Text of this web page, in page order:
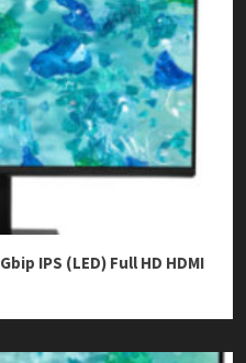
IPS (LED) Full HD HDMI